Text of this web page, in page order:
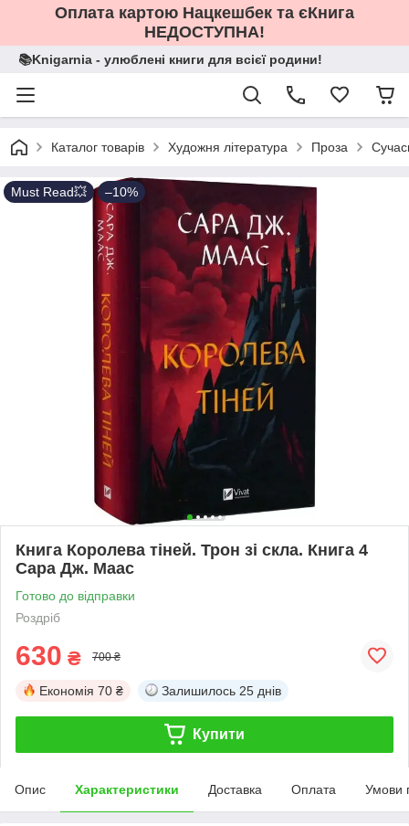
Оплата картою Нацкешбек та єКнига
НЕДОСТУПНА!
📚Knigarnia - улюблені книги для всієї родини!
Каталог товарів Художня література Проза
Must Read💥 –10%
Книга Королева тіней. Трон зі скла. Книга 4
Сара Дж. Маас
Готово до відправки
Роздріб
630 ₴ 700 ₴
Економія 70 ₴ Залишилось 25 днів
Купити
Опис Характеристики Доставка Оплата Умови